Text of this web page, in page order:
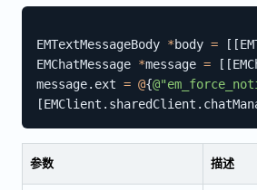
EMTextMessageBody *body = [ [
EMChatMessage *message = [ [
message. ext = @{
[EMClient . sharedClient .
参数 描述